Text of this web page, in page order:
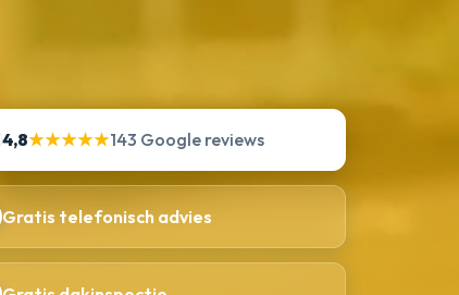
4,8★★★★★143 Google reviews
Gratis telefonisch advies